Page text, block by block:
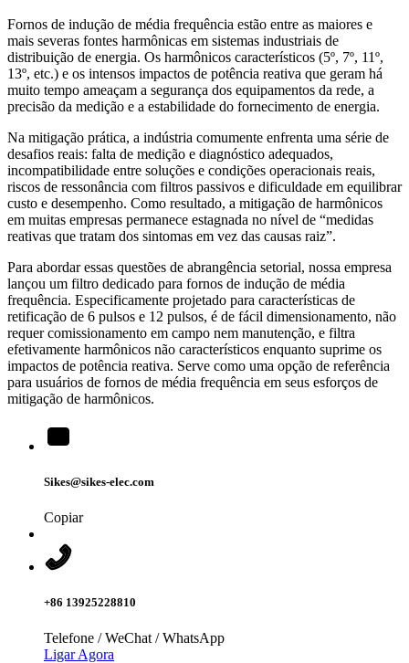
Fornos de indução de média frequência estão entre as maiores e
mais severas fontes harmônicas em sistemas industriais de
distribuição de energia. Os harmônicos característicos (5º, 7º, 11º,
13º, etc.) e os intensos impactos de potência reativa que geram há
muito tempo ameaçam a segurança dos equipamentos da rede, a
precisão da medição e a estabilidade do fornecimento de energia.
Na mitigação prática, a indústria comumente enfrenta uma série de
desafios reais: falta de medição e diagnóstico adequados,
incompatibilidade entre soluções e condições operacionais reais,
riscos de ressonância com filtros passivos e dificuldade em equilibrar
custo e desempenho. Como resultado, a mitigação de harmônicos
em muitas empresas permanece estagnada no nível de “medidas
reativas que tratam dos sintomas em vez das causas raiz”.
Para abordar essas questões de abrangência setorial, nossa empresa
lançou um filtro dedicado para fornos de indução de média
frequência. Especificamente projetado para características de
retificação de 6 pulsos e 12 pulsos, é de fácil dimensionamento, não
requer comissionamento em campo nem manutenção, e filtra
efetivamente harmônicos não característicos enquanto suprime os
impactos de potência reativa. Serve como uma opção de referência
para usuários de fornos de média frequência em seus esforços de
mitigação de harmônicos.
Sikes@sikes-elec.com
Copiar
+86 13925228810
Telefone / WeChat / WhatsApp
Ligar Agora